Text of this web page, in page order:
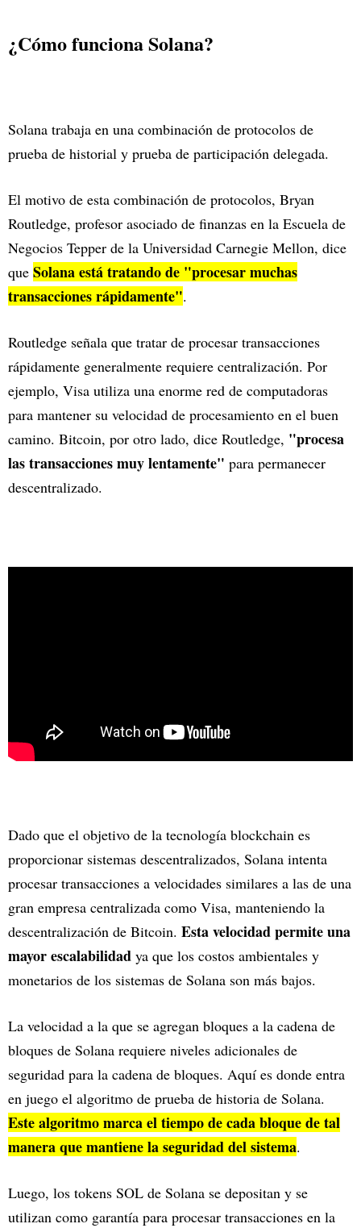
¿Cómo funciona Solana?
Solana trabaja en una combinación de protocolos de
prueba de historial y prueba de participación delegada.
El motivo de esta combinación de protocolos, Bryan
Routledge, profesor asociado de finanzas en la Escuela de
Negocios Tepper de la Universidad Carnegie Mellon, dice
que Solana está tratando de "procesar muchas
transacciones rápidamente".
Routledge señala que tratar de procesar transacciones
rápidamente generalmente requiere centralización. Por
ejemplo, Visa utiliza una enorme red de computadoras
para mantener su velocidad de procesamiento en el buen
camino. Bitcoin, por otro lado, dice Routledge, "procesa
las transacciones muy lentamente" para permanecer
descentralizado.
Dado que el objetivo de la tecnología blockchain es
proporcionar sistemas descentralizados, Solana intenta
procesar transacciones a velocidades similares a las de una
gran empresa centralizada como Visa, manteniendo la
descentralización de Bitcoin. Esta velocidad permite una
mayor escalabilidad ya que los costos ambientales y
monetarios de los sistemas de Solana son más bajos.
La velocidad a la que se agregan bloques a la cadena de
bloques de Solana requiere niveles adicionales de
seguridad para la cadena de bloques. Aquí es donde entra
en juego el algoritmo de prueba de historia de Solana.
Este algoritmo marca el tiempo de cada bloque de tal
manera que mantiene la seguridad del sistema.
Luego, los tokens SOL de Solana se depositan y se
utilizan como garantía para procesar transacciones en la